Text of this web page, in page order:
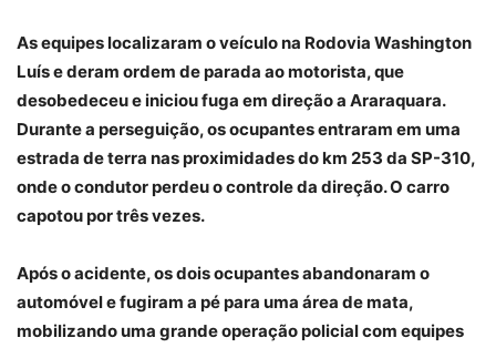
As equipes localizaram o veículo na Rodovia Washington
Luís e deram ordem de parada ao motorista, que
desobedeceu e iniciou fuga em direção a Araraquara.
Durante a perseguição, os ocupantes entraram em uma
estrada de terra nas proximidades do km 253 da SP-310,
onde o condutor perdeu o controle da direção. O carro
capotou por três vezes.
Após o acidente, os dois ocupantes abandonaram o
automóvel e fugiram a pé para uma área de mata,
mobilizando uma grande operação policial com equipes